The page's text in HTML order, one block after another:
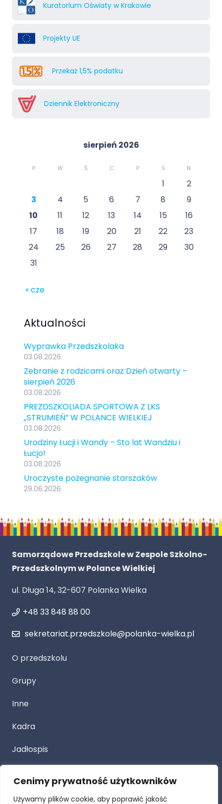
Cenimy prywatność użytkowników
Używamy plików cookie, aby poprawić jakość
Kuratorium Oświaty w Krakowie
Projekty UE
Przekaż 1,5% podatku
Dziennik Elektroniczny
sierpień 2026
P W Ś C P S N
1
2
3
4 5 6 7 8
9
10
11 12 13 14 15
16
17
18 19 20 21 22
23
24
25 26 27 28 29
30
31
« cze
Aktualności
Wyprawka Przedszkolaka
03.08.2026
Zebranie z rodzicami oraz Dzień otwarty –
sierpień 2026
03.08.2026
PREZDSZKOLIADA SPORTOWA Z LKS
„STRUMIEŃ” W POLANCE WIELKIEJ
03.08.2026
Urodziny Łucji i Wandy – Sto lat Wandziu i
Łucjo!
03.08.2026
Uroczyste pożegnanie starszaków
29.06.2026
Samorządowe Przedszkole w Zespole Szkolno-
Przedszkolnym w Polance Wielkiej
ul. Długa 14, 32-607 Polanka Wielka
+48 33 848 88 00
sekretariat.przedszkole@polanka-wielka.pl
O przedszkolu
Grupy
Inne
Kadra
Jadłospis
Przetarg